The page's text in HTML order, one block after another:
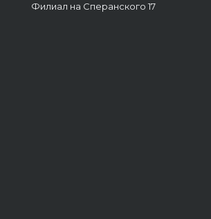
Филиал на Сперанского 17